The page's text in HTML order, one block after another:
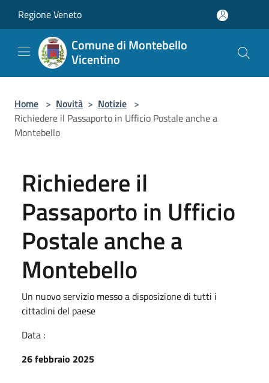
Regione Veneto
Comune di Montebello
Vicentino
Home > Novità > Notizie >
Richiedere il Passaporto in Ufficio Postale anche a
Montebello
Richiedere il
Passaporto in Ufficio
Postale anche a
Montebello
Un nuovo servizio messo a disposizione di tutti i
cittadini del paese
Data :
26 febbraio 2025